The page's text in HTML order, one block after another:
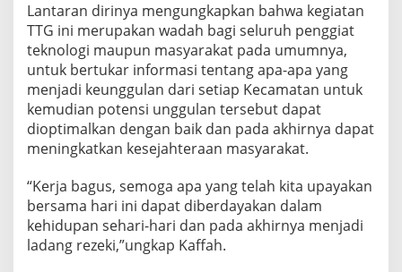
Lantaran dirinya mengungkapkan bahwa kegiatan
TTG ini merupakan wadah bagi seluruh penggiat
teknologi maupun masyarakat pada umumnya,
untuk bertukar informasi tentang apa-apa yang
menjadi keunggulan dari setiap Kecamatan untuk
kemudian potensi unggulan tersebut dapat
dioptimalkan dengan baik dan pada akhirnya dapat
meningkatkan kesejahteraan masyarakat.
“Kerja bagus, semoga apa yang telah kita upayakan
bersama hari ini dapat diberdayakan dalam
kehidupan sehari-hari dan pada akhirnya menjadi
ladang rezeki,”ungkap Kaffah.